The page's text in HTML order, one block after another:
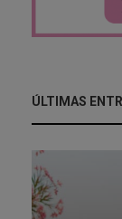
ÚLTIMAS